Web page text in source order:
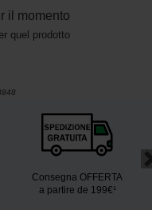
il momento
quel prodotto
Consegna OFFERTA
a partire de 199€¹